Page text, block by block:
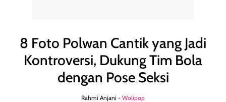
8 Foto Polwan Cantik yang Jadi
Kontroversi, Dukung Tim Bola
dengan Pose Seksi
Rahmi Anjani - Wolipop